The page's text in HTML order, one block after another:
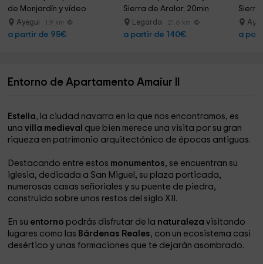
de Monjardín y vídeo
Ayegui 1.9 km
a partir de 95€
Sierra de Aralar, 20min
Legarda 21.6 km
a partir de 140€
Sierra
a
Entorno de Apartamento Amaiur II
Estella, la ciudad navarra en la que nos encontramos, es
unavilla medieval que bien merece una visita por su gran
riqueza en patrimonio arquitectónico de épocas antiguas.
Destacando entre estos monumentos, se encuentran su
iglesia, dedicada a San Miguel, su plaza porticada,
numerosas casas señoriales y su puente de piedra,
construido sobre unos restos del siglo XII.
En su entorno podrás disfrutar de la naturalezavisitando
lugares como las Bárdenas Reales, con un ecosistema casi
desértico y unas formaciones que te dejarán asombrado.